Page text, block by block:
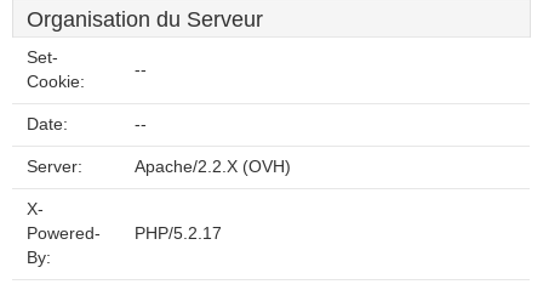
Organisation du Serveur
Set-
Cookie:
--
Date: --
Server: Apache/2.2.X (OVH)
X-
Powered-
By:
PHP/5.2.17